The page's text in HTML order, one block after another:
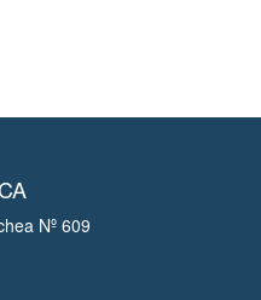
Nº 609